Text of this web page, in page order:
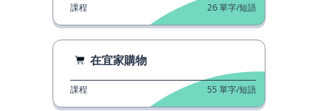
課程 26單字/短語
在宜家購物
課程 55 單字/短語